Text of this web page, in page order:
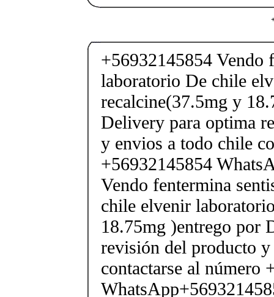
+56932145854 Vendo
laboratorio De chile
recalcine(37.5mg y
Delivery para optima
y envios a todo chile
+56932145854
Vendo fentermina
chile elvenir
18.75mg )entrego por
revisión del producto
contactarse al número